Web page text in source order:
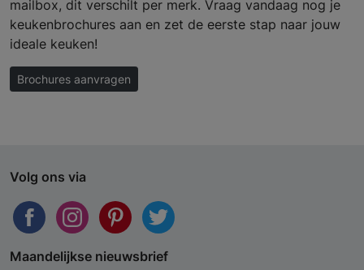
mailbox, dit verschilt per merk. Vraag vandaag nog je
keukenbrochures aan en zet de eerste stap naar jouw
ideale keuken!
Brochures aanvragen
Volg ons via
Maandelijkse nieuwsbrief